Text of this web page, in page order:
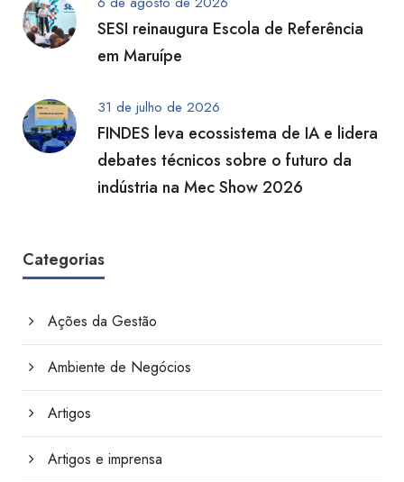
SESI reinaugura Escola de Referência
em Maruípe
31 de julho de 2026
FINDES leva ecossistema de IA e lidera
debates técnicos sobre o futuro da
indústria na Mec Show 2026
Categorias
Ações da Gestão
Ambiente de Negócios
Artigos
Artigos e imprensa